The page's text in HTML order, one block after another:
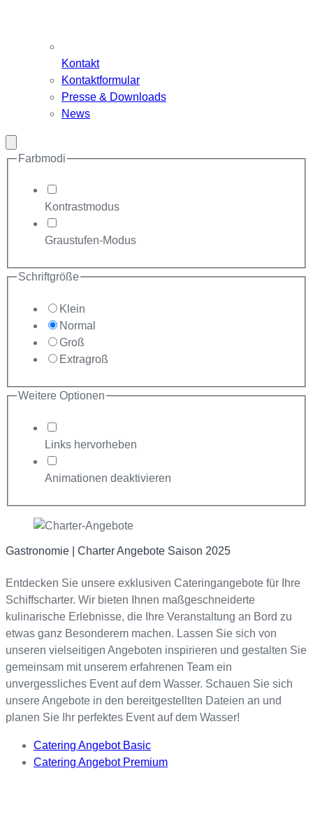
Kontakt
Kontaktformular
Presse & Downloads
News
schließen
Farbmodi
Kontrastmodus
Graustufen-Modus
Schriftgröße
Klein
Normal
Groß
Extragroß
Weitere Optionen
Links hervorheben
Animationen deaktivieren
Gastronomie | Charter Angebote Saison 2025
Entdecken Sie unsere exklusiven Cateringangebote für Ihre
Schiffscharter. Wir bieten Ihnen maßgeschneiderte
kulinarische Erlebnisse, die Ihre Veranstaltung an Bord zu
etwas ganz Besonderem machen. Lassen Sie sich von
unseren vielseitigen Angeboten inspirieren und gestalten Sie
gemeinsam mit unserem erfahrenen Team ein
unvergessliches Event auf dem Wasser. Schauen Sie sich
unsere Angebote in den bereitgestellten Dateien an und
planen Sie Ihr perfektes Event auf dem Wasser!
Catering Angebot Basic
Catering Angebot Premium